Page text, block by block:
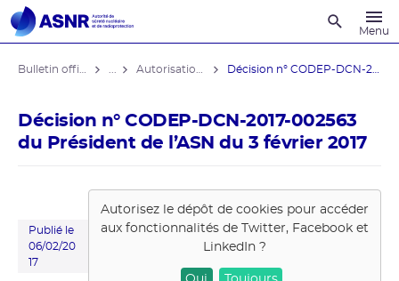
Menu
Décision n° CODEP-DCN-2017-002563
du Président de l’ASN du 3 février 2017
Publié le
06/02/20
17
Autorisez le dépôt de cookies pour accéder
aux fonctionnalités de Twitter, Facebook et
LinkedIn?